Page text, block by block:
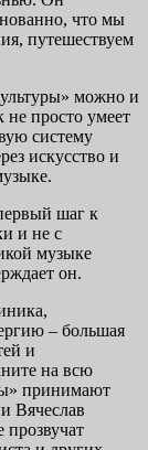
что мы
путешествуем
можно и
просто умеет
систему
искусство и
шаг к
и не с
музыке
он.
– большая
и
на всю
принимают
Вячеслав